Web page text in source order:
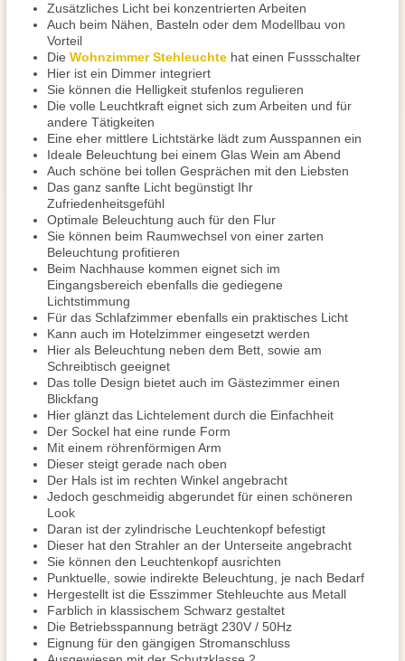
Zusätzliches Licht bei konzentrierten Arbeiten
Auch beim Nähen, Basteln oder dem Modellbau von
Vorteil
Die Wohnzimmer Stehleuchte hat einen Fussschalter
Hier ist ein Dimmer integriert
Sie können die Helligkeit stufenlos regulieren
Die volle Leuchtkraft eignet sich zum Arbeiten und für
andere Tätigkeiten
Eine eher mittlere Lichtstärke lädt zum Ausspannen ein
Ideale Beleuchtung bei einem Glas Wein am Abend
Auch schöne bei tollen Gesprächen mit den Liebsten
Das ganz sanfte Licht begünstigt Ihr
Zufriedenheitsgefühl
Optimale Beleuchtung auch für den Flur
Sie können beim Raumwechsel von einer zarten
Beleuchtung profitieren
Beim Nachhause kommen eignet sich im
Eingangsbereich ebenfalls die gediegene
Lichtstimmung
Für das Schlafzimmer ebenfalls ein praktisches Licht
Kann auch im Hotelzimmer eingesetzt werden
Hier als Beleuchtung neben dem Bett, sowie am
Schreibtisch geeignet
Das tolle Design bietet auch im Gästezimmer einen
Blickfang
Hier glänzt das Lichtelement durch die Einfachheit
Der Sockel hat eine runde Form
Mit einem röhrenförmigen Arm
Dieser steigt gerade nach oben
Der Hals ist im rechten Winkel angebracht
Jedoch geschmeidig abgerundet für einen schöneren
Look
Daran ist der zylindrische Leuchtenkopf befestigt
Dieser hat den Strahler an der Unterseite angebracht
Sie können den Leuchtenkopf ausrichten
Punktuelle, sowie indirekte Beleuchtung, je nach Bedarf
Hergestellt ist die Esszimmer Stehleuchte aus Metall
Farblich in klassischem Schwarz gestaltet
Die Betriebsspannung beträgt 230V / 50Hz
Eignung für den gängigen Stromanschluss